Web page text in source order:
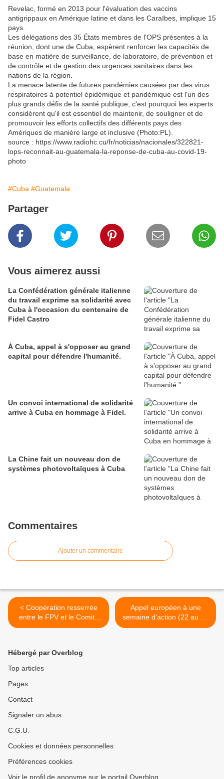
Revelac, formé en 2013 pour l'évaluation des vaccins
antigrippaux en Amérique latine et dans les Caraïbes, implique 15
pays.
Les délégations des 35 États membres de l'OPS présentes à la
réunion, dont une de Cuba, espèrent renforcer les capacités de
base en matière de surveillance, de laboratoire, de prévention et
de contrôle et de gestion des urgences sanitaires dans les
nations de la région.
La menace latente de futures pandémies causées par des virus
respiratoires à potentiel épidémique et pandémique est l'un des
plus grands défis de la santé publique, c'est pourquoi les experts
considèrent qu'il est essentiel de maintenir, de souligner et de
promouvoir les efforts collectifs des différents pays des
Amériques de manière large et inclusive (Photo:PL).
source : https://www.radiohc.cu/fr/noticias/nacionales/322821-
lops-reconnait-au-guatemala-la-reponse-de-cuba-au-covid-19-
photo
#Cuba #Guatemala
Partager
Vous aimerez aussi
La Confédération générale italienne
du travail exprime sa solidarité avec
Cuba à l'occasion du centenaire de
Fidel Castro
À Cuba, appel à s'opposer au grand
capital pour défendre l'humanité.
Un convoi international de solidarité
arrive à Cuba en hommage à Fidel.
La Chine fait un nouveau don de
systèmes photovoltaïques à Cuba
Commentaires
Ajouter un commentaire
< Coopération resserrée
entre le FPV et le Comité
de défense de la révolution
Appel européen à une
semaine d’action (22 au 26
mai) contre les accords de
Hébergé par Overblog
Top articles
Pages
Contact
Signaler un abus
C.G.U.
Cookies et données personnelles
Préférences cookies
Voir le profil de anonyme sur le portail Overblog